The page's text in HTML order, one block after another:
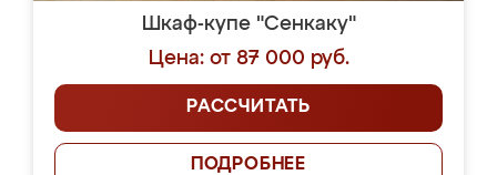
Шкаф-купе "Сенкаку"
Цена: от 87 000 руб.
РАССЧИТАТЬ
ПОДРОБНЕЕ